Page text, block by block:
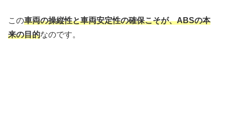
この車両の操縦性と車両安定性の確保こそが、ABSの本
来の目的なのです。